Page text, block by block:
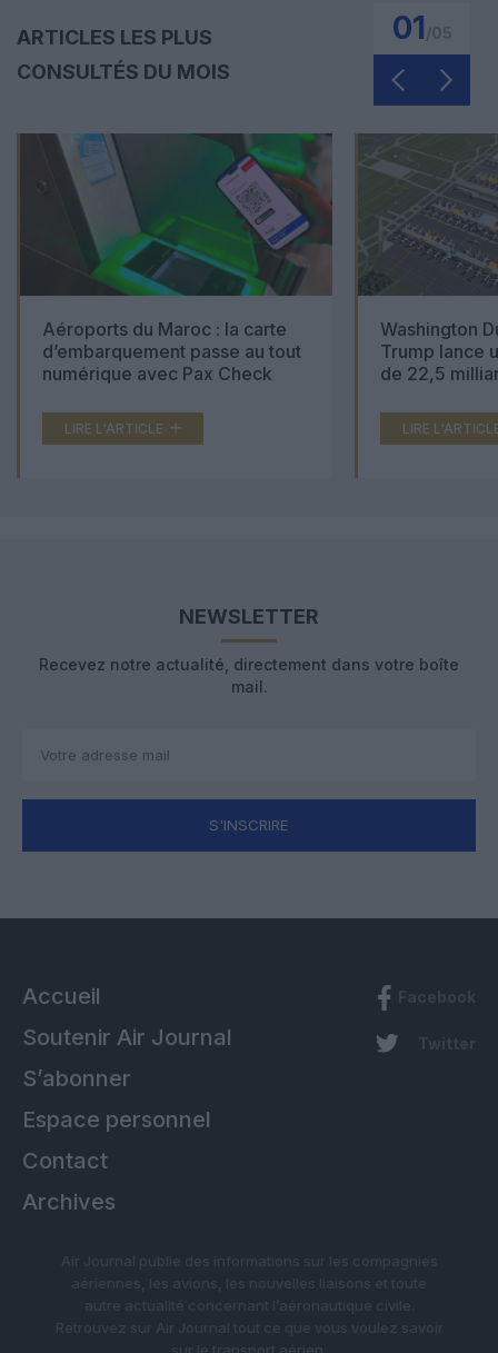
ARTICLES LES PLUS
CONSULTÉS DU MOIS
01
Aéroports du Maroc : la carte
d’embarquement passe au tout
numérique avec Pax Check
LIRE L'ARTICLE
Washington
Trump lance
de 22,5
LIRE
NEWSLETTER
Recevez notre actualité, directement dans votre boîte
mail.
S'INSCRIRE
Accueil
Soutenir Air Journal
S’abonner
Espace personnel
Contact
Archives